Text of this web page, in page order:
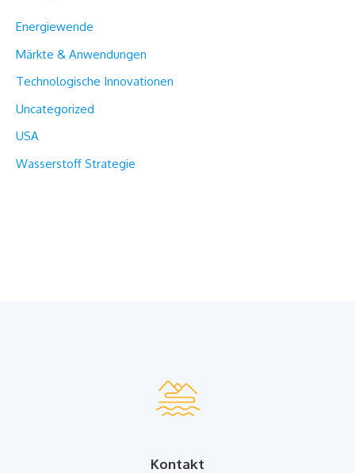
Energiewende
Märkte & Anwendungen
Technologische Innovationen
Uncategorized
USA
Wasserstoff Strategie
Kontakt